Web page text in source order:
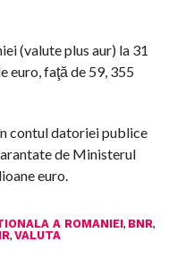
(valute plus aur) la 31
euro, faţă de 59, 355
contul datoriei publice
de Ministerul
euro.
A ROMANIEI, BNR,
, VALUTA